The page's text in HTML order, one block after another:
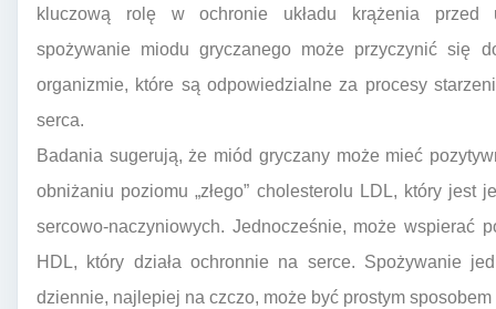
kluczową rolę w ochronie układu krążenia przed
spożywanie miodu gryczanego może przyczynić się
organizmie, które są odpowiedzialne za procesy
serca.
Badania sugerują, że miód gryczany może mieć
obniżaniu poziomu „złego” cholesterolu LDL, który jest
sercowo-naczyniowych. Jednocześnie, może wspierać
HDL, który działa ochronnie na serce. Spożywanie
dziennie, najlepiej na czczo, może być prostym